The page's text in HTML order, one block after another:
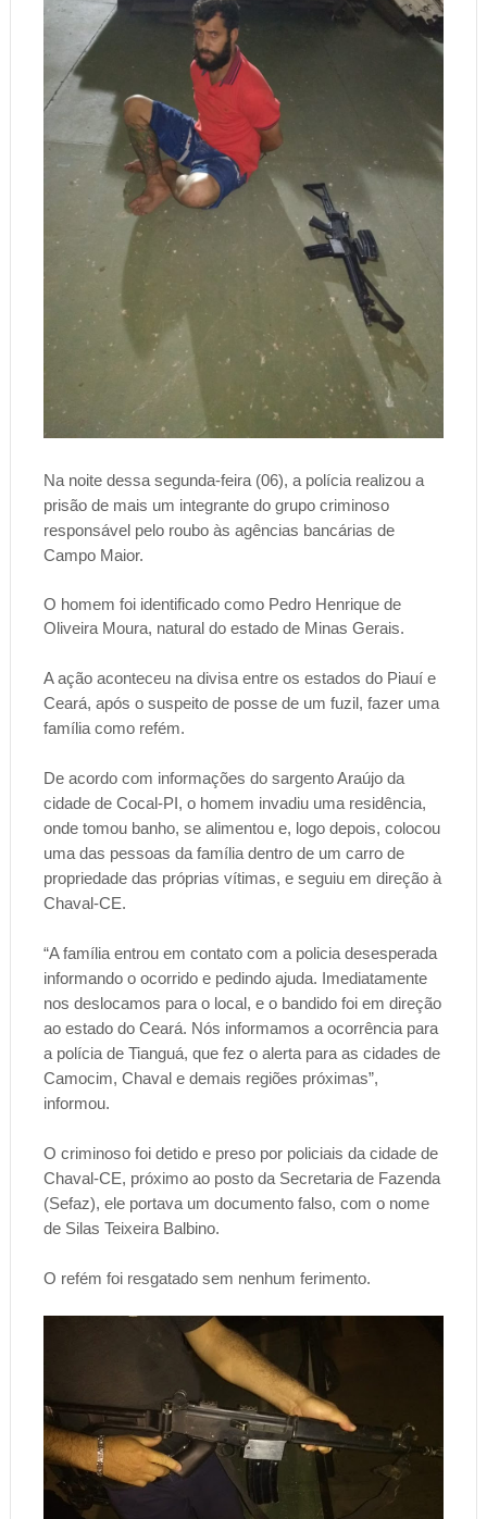
Na noite dessa segunda-feira (06), a polícia realizou a
prisão de mais um integrante do grupo criminoso
responsável pelo roubo às agências bancárias de
Campo Maior.
O homem foi identificado como Pedro Henrique de
Oliveira Moura, natural do estado de Minas Gerais.
A ação aconteceu na divisa entre os estados do Piauí e
Ceará, após o suspeito de posse de um fuzil, fazer uma
família como refém.
De acordo com informações do sargento Araújo da
cidade de Cocal-PI, o homem invadiu uma residência,
onde tomou banho, se alimentou e, logo depois, colocou
uma das pessoas da família dentro de um carro de
propriedade das próprias vítimas, e seguiu em direção à
Chaval-CE.
“A família entrou em contato com a policia desesperada
informando o ocorrido e pedindo ajuda. Imediatamente
nos deslocamos para o local, e o bandido foi em direção
ao estado do Ceará. Nós informamos a ocorrência para
a polícia de Tianguá, que fez o alerta para as cidades de
Camocim, Chaval e demais regiões próximas”,
informou.
O criminoso foi detido e preso por policiais da cidade de
Chaval-CE, próximo ao posto da Secretaria de Fazenda
(Sefaz), ele portava um documento falso, com o nome
de Silas Teixeira Balbino.
O refém foi resgatado sem nenhum ferimento.